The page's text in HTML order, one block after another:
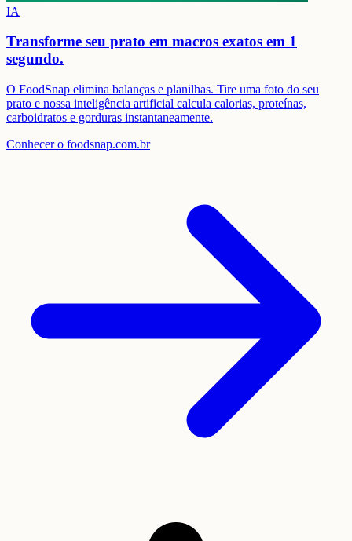
IA
Transforme seu prato em macros exatos em 1
segundo.
O FoodSnap elimina balanças e planilhas. Tire uma foto do seu
prato e nossa inteligência artificial calcula calorias, proteínas,
carboidratos e gorduras instantaneamente.
Conhecer o foodsnap.com.br